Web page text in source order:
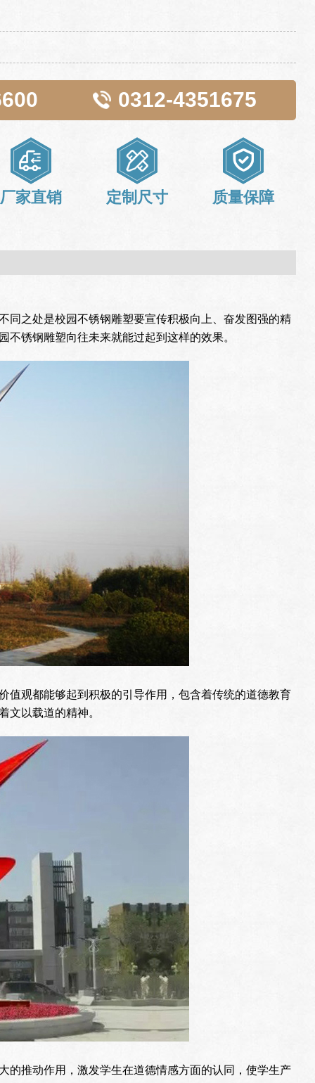
0312-4351675
厂家直销 定制尺寸 质量保障
同之处是校园不锈钢雕塑要宣传积极向上、奋发图强的精
锈钢雕塑向往未来就能过起到这样的效果。
值观都能够起到积极的引导作用，包含着传统的道德教育
文以载道的精神。
的推动作用，激发学生在道德情感方面的认同，使学生产